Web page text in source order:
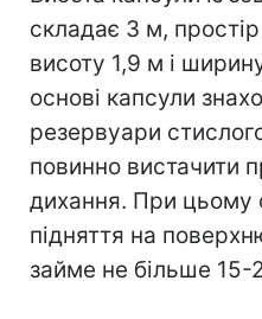
складає 3 м,
висоту 1,9 м і
основі капсули
резервуари
повинно вистачити
дихання. При цьому
підняття на
займе не більше 15-